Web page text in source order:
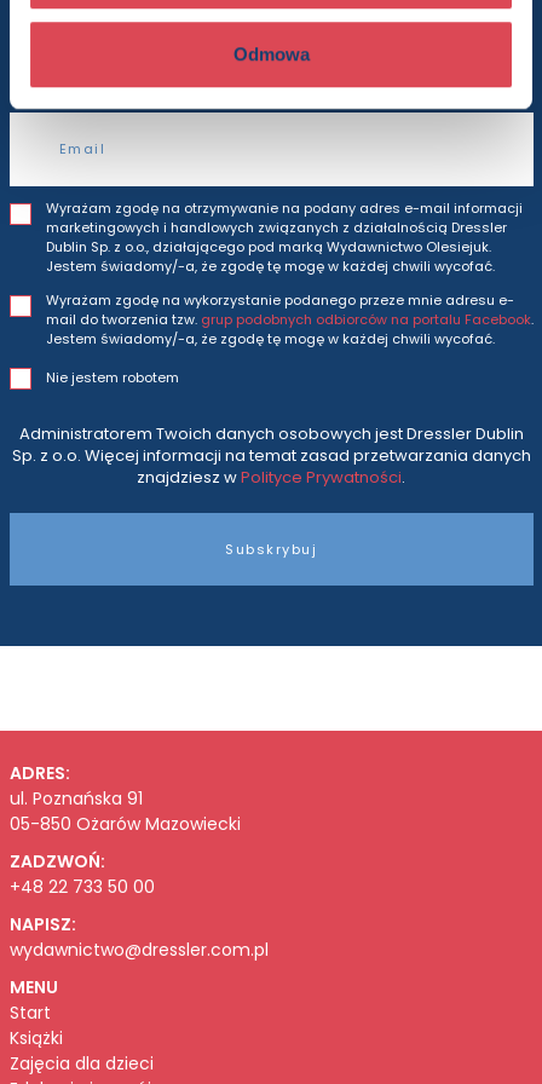
Odmowa
Będziesz otrzymywać wszytkie nasze nowości
prosto do Twojej skrzynki odbiorczej.
Wyrażam zgodę na otrzymywanie na podany adres e-mail informacji
marketingowych i handlowych związanych z działalnością Dressler
Dublin Sp. z o.o., działającego pod marką Wydawnictwo Olesiejuk.
Jestem świadomy/-a, że zgodę tę mogę w każdej chwili wycofać.
Wyrażam zgodę na wykorzystanie podanego przeze mnie adresu e-
mail do tworzenia tzw. grup podobnych odbiorców na portalu Facebook.
Jestem świadomy/-a, że zgodę tę mogę w każdej chwili wycofać.
Nie jestem robotem
Administratorem Twoich danych osobowych jest Dressler Dublin
Sp. z o.o. Więcej informacji na temat zasad przetwarzania danych
znajdziesz wPolityce Prywatności.
Subskrybuj
ADRES:
ul. Poznańska 91
05-850 Ożarów Mazowiecki
ZADZWOŃ:
+48 22 733 50 00
NAPISZ:
wydawnictwo@dressler.com.pl
MENU
Start
Książki
Zajęcia dla dzieci